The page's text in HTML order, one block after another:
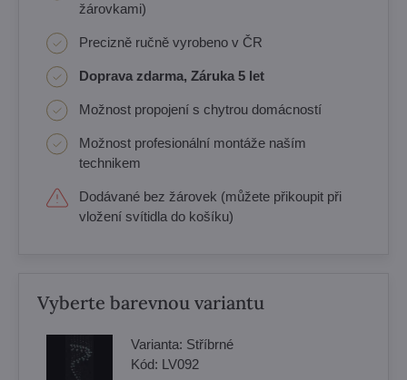
žárovkami)
Precizně ručně vyrobeno v ČR
Doprava zdarma, Záruka 5 let
Možnost propojení s chytrou domácností
Možnost profesionální montáže naším
technikem
Dodávané bez žárovek (můžete přikoupit při
vložení svítidla do košíku)
Vyberte barevnou variantu
Varianta: Stříbrné
Kód: LV092